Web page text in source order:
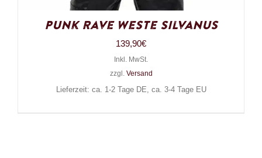
Punk Rave Weste Silvanus
139,90€
Inkl. MwSt.
zzgl. Versand
Lieferzeit: ca. 1-2 Tage DE, ca. 3-4 Tage EU